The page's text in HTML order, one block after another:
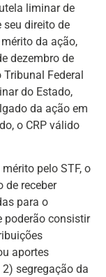
liminar de
seu direito de
da ação,
dezembro de
Federal
do Estado,
da ação em
o CRP válido
pelo STF, o
de receber
para o
poderão consistir
aportes
segregação da